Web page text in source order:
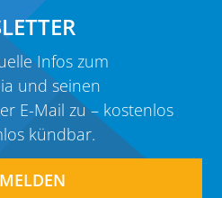
Infos zum
und seinen
E-Mail zu – kostenlos
kündbar.